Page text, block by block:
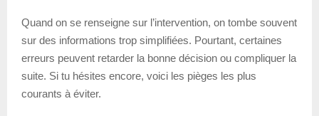
Quand on se renseigne sur l’intervention, on tombe souvent
sur des informations trop simplifiées. Pourtant, certaines
erreurs peuvent retarder la bonne décision ou compliquer la
suite. Si tu hésites encore, voici les pièges les plus
courants à éviter.